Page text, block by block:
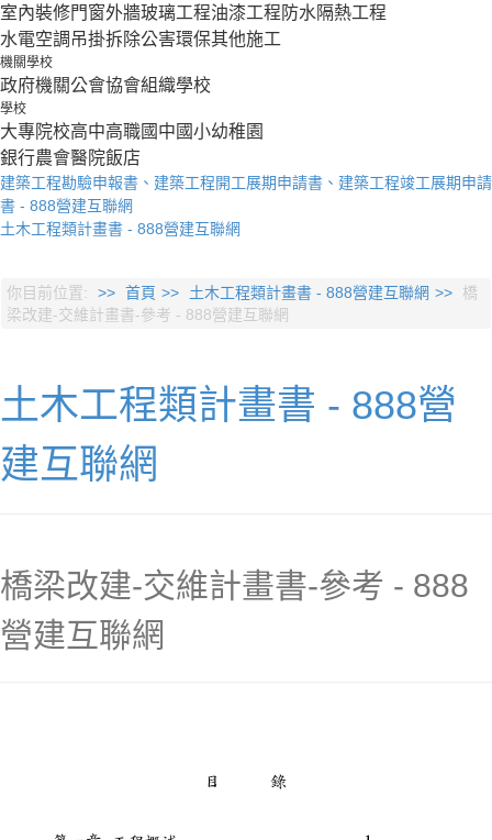
室內裝修門窗外牆玻璃工程油漆工程 防水隔熱工程
水電空調 吊掛拆除公害環保其他施工
機關學校
政府機關公會協會組織學校
學校
大專院校高中高職國中 國小幼稚園
銀行農會醫院飯店
建築工程勘驗申報書、建築工程開工展期申請書、建築工程竣工展期申請
書 - 888營建互聯網
土木工程類計畫書 - 888營建互聯網
你目前位置: 首頁 土木工程類計畫書 - 888營建互聯網
橋
梁改建-交維計畫書-參考 - 888營建互聯網
土木工程類計畫書 - 888營
建互聯網
橋梁改建-交維計畫書-參考 - 888
營建互聯網